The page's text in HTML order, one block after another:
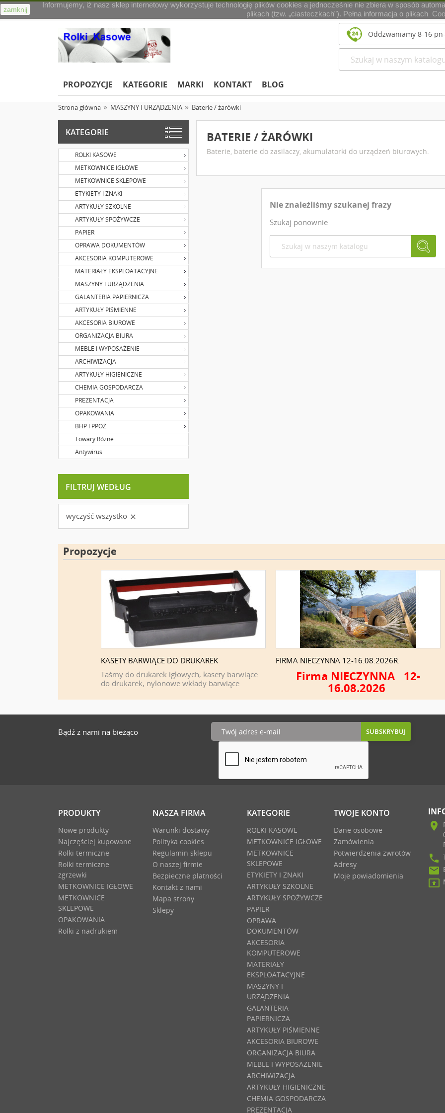
Oddzwaniamy 8-16
PROPOZYCJE KATEGORIE MARKI KONTAKT BLOG
Strona główna MASZYNY I URZĄDZENIA Baterie / żarówki
KATEGORIE
ROLKI KASOWE
METKOWNICE IGŁOWE
METKOWNICE SKLEPOWE
ETYKIETY I ZNAKI
ARTYKUŁY SZKOLNE
ARTYKUŁY SPOŻYWCZE
PAPIER
OPRAWA DOKUMENTÓW
AKCESORIA KOMPUTEROWE
MATERIAŁY EKSPLOATACYJNE
MASZYNY I URZĄDZENIA
GALANTERIA PAPIERNICZA
ARTYKUŁY PIŚMIENNE
AKCESORIA BIUROWE
ORGANIZACJA BIURA
MEBLE I WYPOSAŻENIE
ARCHIWIZACJA
ARTYKUŁY HIGIENICZNE
CHEMIA GOSPODARCZA
PREZENTACJA
OPAKOWANIA
BHP I PPOŻ
Towary Różne
Antywirus
FILTRUJ WEDŁUG
wyczyść wszystko 
BATERIE / ŻARÓWKI
Baterie, baterie do zasilaczy, akumulatorki do urządzeń biurowych.
Nie znaleźliśmy szukanej frazy
Szukaj ponownie
Propozycje
KASETY BARWIĄCE DO DRUKAREK
Taśmy do drukarek igłowych, kasety barwiące
do drukarek, nylonowe wkłady barwiące
FIRMA NIECZYNNA 12-16.08.2026R.
Firma NIECZYNNA 12-
16.08.2026
Bądź z nami na bieżąco
PRODUKTY
Nowe produkty
Najczęściej kupowane
Rolki termiczne
Rolki termiczne
zgrzewki
METKOWNICE IGŁOWE
METKOWNICE
SKLEPOWE
OPAKOWANIA
Rolki z nadrukiem
NASZA FIRMA
Warunki dostawy
Polityka cookies
Regulamin sklepu
O naszej firmie
Bezpieczne platności
Kontakt z nami
Mapa strony
Sklepy
KATEGORIE
ROLKI KASOWE
METKOWNICE IGŁOWE
METKOWNICE
SKLEPOWE
ETYKIETY I ZNAKI
ARTYKUŁY SZKOLNE
ARTYKUŁY SPOŻYWCZE
PAPIER
OPRAWA
DOKUMENTÓW
AKCESORIA
KOMPUTEROWE
MATERIAŁY
EKSPLOATACYJNE
MASZYNY I
URZĄDZENIA
GALANTERIA
PAPIERNICZA
ARTYKUŁY PIŚMIENNE
AKCESORIA BIUROWE
ORGANIZACJA BIURA
MEBLE I WYPOSAŻENIE
ARCHIWIZACJA
ARTYKUŁY HIGIENICZNE
CHEMIA GOSPODARCZA
PREZENTACJA
TWOJE KONTO
Dane osobowe
Zamówienia
Potwierdzenia zwrotów
Adresy
Moje powiadomienia
location_on
phone
email

zamknij
Informujemy, iż nasz sklep internetowy wykorzystuje technologię plików cookies a jednocześnie nie zbiera w sposób
plikach (tzw. „ciasteczkach”). Pełna informacja o plikach